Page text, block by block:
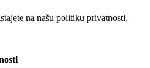
na našu politiku privatnosti.